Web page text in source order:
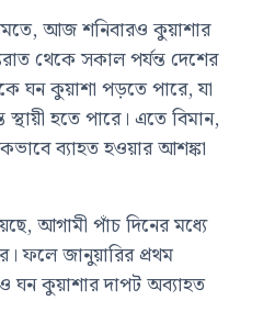
আজ শনিবারও কুয়াশার
থেকে সকাল পর্যন্ত দেশের
ঘন কুয়াশা পড়তে পারে, যা
হতে পারে। এতে বিমান,
ব্যাহত হওয়ার আশঙ্কা
আগামী পাঁচ দিনের মধ্যে
ফলে জানুয়ারির প্রথম
কুয়াশার দাপট অব্যাহত